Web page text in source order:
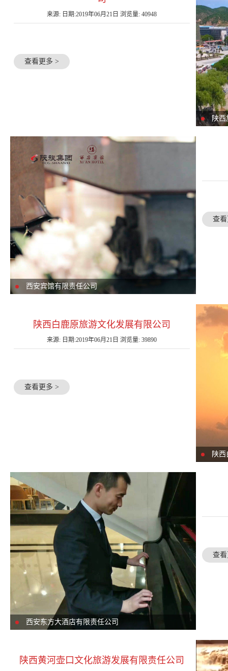
陕西
来源: 日期:2019年06月21日 浏览量: 40948
查看更多 >
西安宾馆有限责任公司
查
陕
陕西白鹿原旅游文化发展有限公司
来源: 日期:2019年06月21日 浏览量: 39890
查看更多 >
西安东方大酒店有限责任公司
查
陕西黄河壶口文化旅游发展有限责任公司